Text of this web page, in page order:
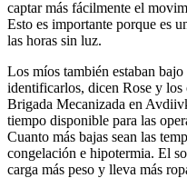
captar más fácilmente el
Esto es importante porque es
las horas sin luz.
Los míos también estaban
identificarlos, dicen Rose y los
Brigada Mecanizada en
tiempo disponible para las
Cuanto más bajas sean las
congelación e hipotermia. El
carga más peso y lleva más